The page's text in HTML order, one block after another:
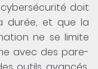
doit
durée, et que la
ne se limite
avec des pare-